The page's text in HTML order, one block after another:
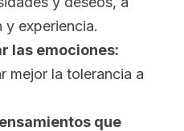
y experiencia.
las emociones:
mejor la tolerancia a
que